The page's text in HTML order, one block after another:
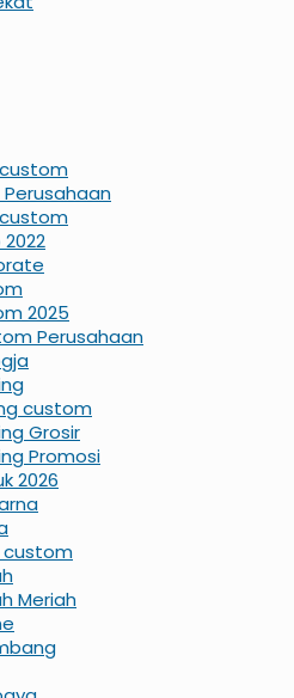
2025
Perusahaan
custom
Grosir
Promosi
2026
custom
Meriah